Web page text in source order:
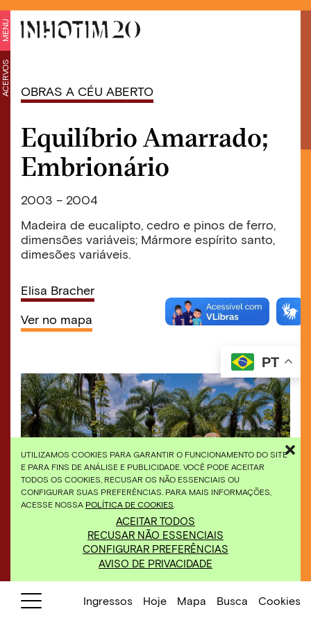
UTILIZAMOS COOKIES PARA GARANTIR O FUNCIONAMENTO DO SITE
E PARA FINS DE ANÁLISE E PUBLICIDADE. VOCÊ PODE ACEITAR
TODOS OS COOKIES, RECUSAR OS NÃO ESSENCIAIS OU
CONFIGURAR SUAS PREFERÊNCIAS. PARA MAIS INFORMAÇÕES,
ACESSE NOSSA POLÍTICA DE COOKIES
ACEITAR TODOS
RECUSAR NÃO ESSENCIAIS
CONFIGURAR PREFERÊNCIAS
AVISO DE PRIVACIDADE
MENU
ACERVOS OBRAS A CÉU ABERTO
Equilíbrio Amarrado;
Embrionário
2003 – 2004
Madeira de eucalipto, cedro e pinos de ferro,
dimensões variáveis; Mármore espírito santo,
dimesões variáveis.
Elisa Bracher
Ver no mapa
Elisa Bracher,Embrionário, 2003. Madeira de
eucalipto, cedro e pinos de ferro, dimensões
variáveis. Foto: William Gomes
PT
Ingressos Hoje Mapa Busca Cookies